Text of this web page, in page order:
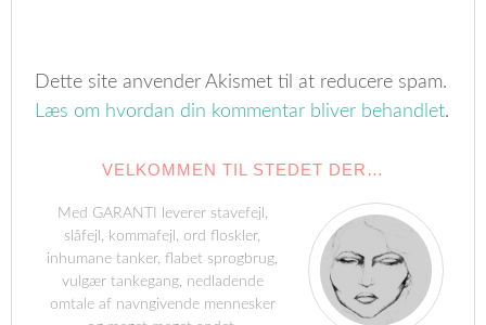
Dette site anvender Akismet til at reducere spam.
Læs om hvordan din kommentar bliver behandlet.
VELKOMMEN TIL STEDET DER…
Med GARANTI leverer stavefejl,
slåfejl, kommafejl, ord floskler,
inhumane tanker, flabet sprogbrug,
vulgær tankegang, nedladende
omtale af navngivende mennesker